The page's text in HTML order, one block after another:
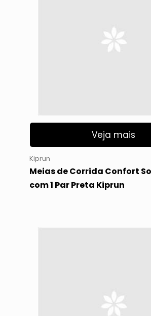
Veja mais
Kiprun
Meias de Corrida Confort
com 1 Par Preta Kiprun